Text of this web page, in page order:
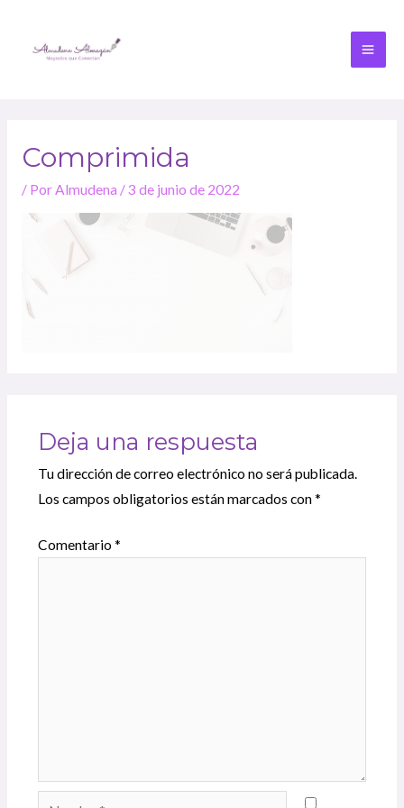
Comprimida
/ Por Almudena /3 de junio de 2022
Deja una respuesta
Tu dirección de correo electrónico no será publicada.
Los campos obligatorios están marcados con*
Comentario *